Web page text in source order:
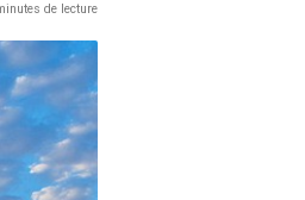
de lecture